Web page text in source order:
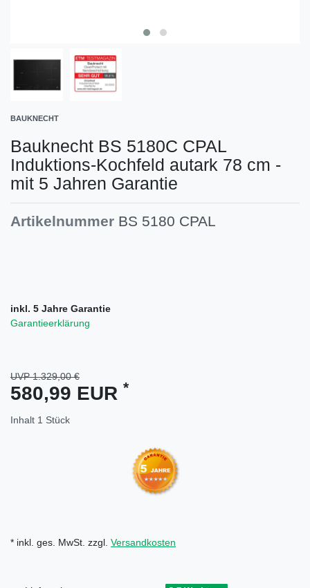
BAUKNECHT
Bauknecht BS 5180C CPAL
Induktions-Kochfeld autark 78 cm -
mit 5 Jahren Garantie
Artikelnummer BS 5180 CPAL
inkl. 5 Jahre Garantie
Garantieerklärung
UVP 1.329,00 €
580,99 EUR *
Inhalt 1 Stück
* inkl. ges. MwSt. zzgl. Versandkosten